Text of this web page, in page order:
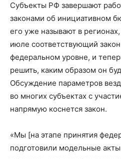
Субъекты РФ завершают
законами об инициативном
его уже называют в
июле соответствующий
федеральном уровне, и
решить, каким образом он
Обсуждение параметров
во многих субъектах с
напрямую коснется закон.
«Мы [на этапе принятия
подготовили модельные